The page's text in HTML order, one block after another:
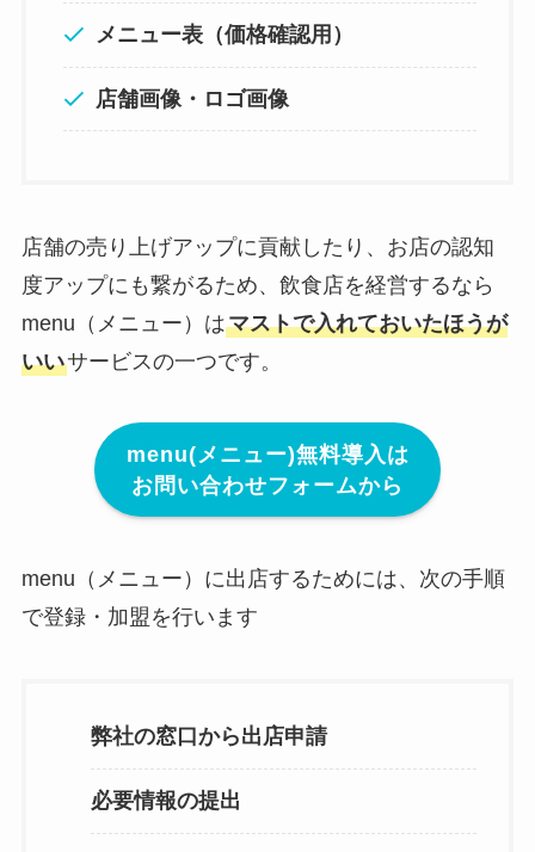
メニュー表（価格確認用）
店舗画像・ロゴ画像
店舗の売り上げアップに貢献したり、お店の認知
度アップにも繋がるため、飲食店を経営するなら
menu（メニュー）はマストで入れておいたほうが
いいサービスの一つです。
menu(メニュー)無料導入は
お問い合わせフォームから
menu（メニュー）に出店するためには、次の手順
で登録・加盟を行います
弊社の窓口から出店申請
必要情報の提出